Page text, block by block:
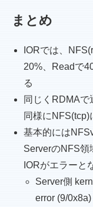
まとめ
IORでは、
20%、Readで
る
同じくRDMAで
同様にNFS(tcp)
基本的には
ServerのNFS領
IORがエラーと
Server側
error (9/0x8a)